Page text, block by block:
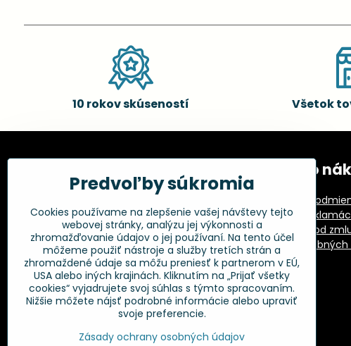
10 rokov skúseností Všetok
Kadernícke potreby, s.r.o.
Fakturačné údaje:
Kadernícke potreby, s.r.o.
Klincová 37
821 08 Bratislava
+421 948 014 333
info​@kadernickepotreby​.sk
Objednávky
Všetko o
Obchodné
Postup pri
Odstúpenie od
Ochrana osobných
GPSR
Predvoľby súkromia
Cookies používame na zlepšenie vašej návštevy tejto
webovej stránky, analýzu jej výkonnosti a
zhromažďovanie údajov o jej používaní. Na tento účel
môžeme použiť nástroje a služby tretích strán a
zhromaždené údaje sa môžu preniesť k partnerom v EÚ,
USA alebo iných krajinách. Kliknutím na „Prijať všetky
cookies“ vyjadrujete svoj súhlas s týmto spracovaním.
Nižšie môžete nájsť podrobné informácie alebo upraviť
svoje preferencie.
Zásady ochrany osobných údajov